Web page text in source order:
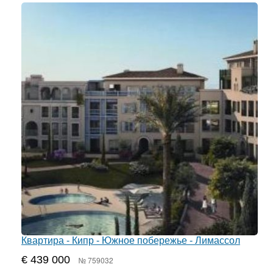
Квартира - Кипр - Южное побережье - Лимассол
€ 439 000 № 759032